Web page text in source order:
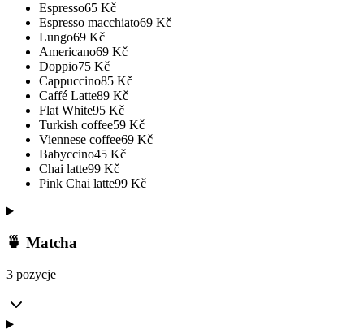
Espresso65 Kč
Espresso macchiato69 Kč
Lungo69 Kč
Americano69 Kč
Doppio75 Kč
Cappuccino85 Kč
Caffé Latte89 Kč
Flat White95 Kč
Turkish coffee59 Kč
Viennese coffee69 Kč
Babyccino45 Kč
Chai latte99 Kč
Pink Chai latte99 Kč
🍵 Matcha
3 pozycje